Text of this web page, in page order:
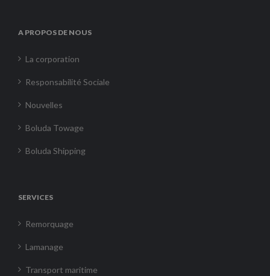
A PROPOS DE NOUS
La corporation
Responsabilité Sociale
Nouvelles
Boluda Towage
Boluda Shipping
SERVICES
Remorquage
Lamanage
Transport maritime